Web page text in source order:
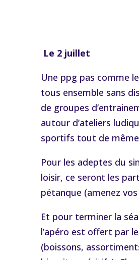
Le 2 juillet
Une ppg pas comme
tous ensemble sans
de groupes
autour d’ateliers
sportifs tout de
Pour les adeptes du
loisir, ce seront les
pétanque (amenez
Et pour terminer la
l’apéro est offert par
(boissons,